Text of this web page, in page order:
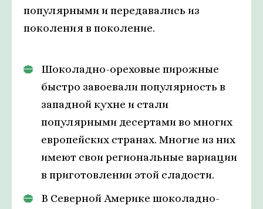
популярными и передавались из
поколения в поколение.
Шоколадно-ореховые пирожные
быстро завоевали популярность в
западной кухне и стали
популярными десертами во многих
европейских странах. Многие из них
имеют свои региональные вариации
в приготовлении этой сладости.
В Северной Америке шоколадно-